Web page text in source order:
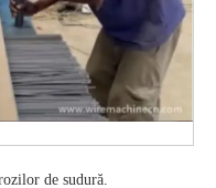
de sudură.